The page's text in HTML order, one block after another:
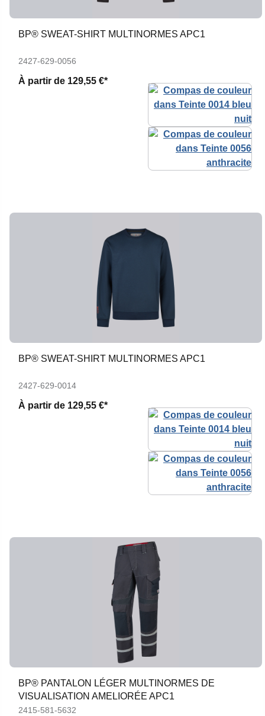
BP® SWEAT-SHIRT MULTINORMES APC1
2427-629-0056
À partir de 129,55 €*
BP® SWEAT-SHIRT MULTINORMES APC1
2427-629-0014
À partir de 129,55 €*
BP® PANTALON LÉGER MULTINORMES DE
VISUALISATION AMELIORÉE APC1
2415-581-5632